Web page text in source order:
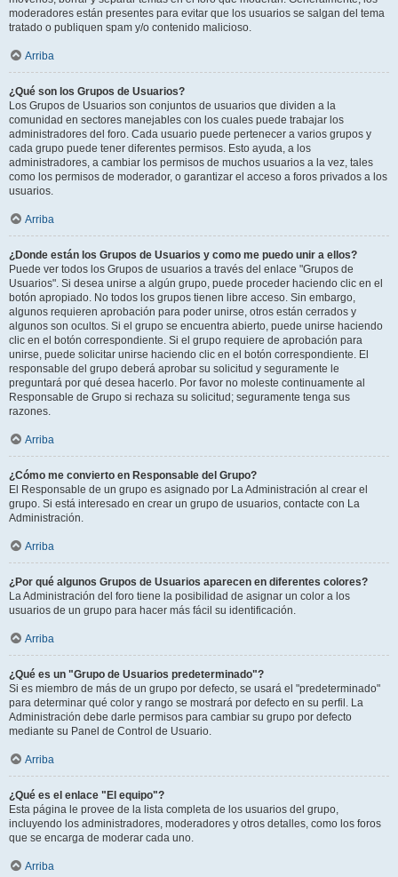
moderadores están presentes para evitar que los usuarios se salgan del tema
tratado o publiquen spam y/o contenido malicioso.
Arriba
¿Qué son los Grupos de Usuarios?
Los Grupos de Usuarios son conjuntos de usuarios que dividen a la
comunidad en sectores manejables con los cuales puede trabajar los
administradores del foro. Cada usuario puede pertenecer a varios grupos y
cada grupo puede tener diferentes permisos. Esto ayuda, a los
administradores, a cambiar los permisos de muchos usuarios a la vez, tales
como los permisos de moderador, o garantizar el acceso a foros privados a los
usuarios.
Arriba
¿Donde están los Grupos de Usuarios y como me puedo unir a ellos?
Puede ver todos los Grupos de usuarios a través del enlace "Grupos de
Usuarios". Si desea unirse a algún grupo, puede proceder haciendo clic en el
botón apropiado. No todos los grupos tienen libre acceso. Sin embargo,
algunos requieren aprobación para poder unirse, otros están cerrados y
algunos son ocultos. Si el grupo se encuentra abierto, puede unirse haciendo
clic en el botón correspondiente. Si el grupo requiere de aprobación para
unirse, puede solicitar unirse haciendo clic en el botón correspondiente. El
responsable del grupo deberá aprobar su solicitud y seguramente le
preguntará por qué desea hacerlo. Por favor no moleste continuamente al
Responsable de Grupo si rechaza su solicitud; seguramente tenga sus
razones.
Arriba
¿Cómo me convierto en Responsable del Grupo?
El Responsable de un grupo es asignado por La Administración al crear el
grupo. Si está interesado en crear un grupo de usuarios, contacte con La
Administración.
Arriba
¿Por qué algunos Grupos de Usuarios aparecen en diferentes colores?
La Administración del foro tiene la posibilidad de asignar un color a los
usuarios de un grupo para hacer más fácil su identificación.
Arriba
¿Qué es un "Grupo de Usuarios predeterminado"?
Si es miembro de más de un grupo por defecto, se usará el "predeterminado"
para determinar qué color y rango se mostrará por defecto en su perfil. La
Administración debe darle permisos para cambiar su grupo por defecto
mediante su Panel de Control de Usuario.
Arriba
¿Qué es el enlace "El equipo"?
Esta página le provee de la lista completa de los usuarios del grupo,
incluyendo los administradores, moderadores y otros detalles, como los foros
que se encarga de moderar cada uno.
Arriba